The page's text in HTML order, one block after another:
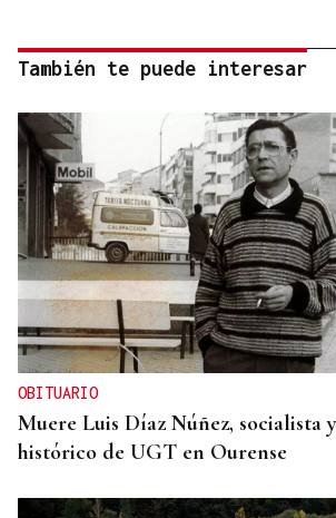
También te puede interesar
OBITUARIO
Muere Luis Díaz Núñez, socialista
histórico de UGT en Ourense